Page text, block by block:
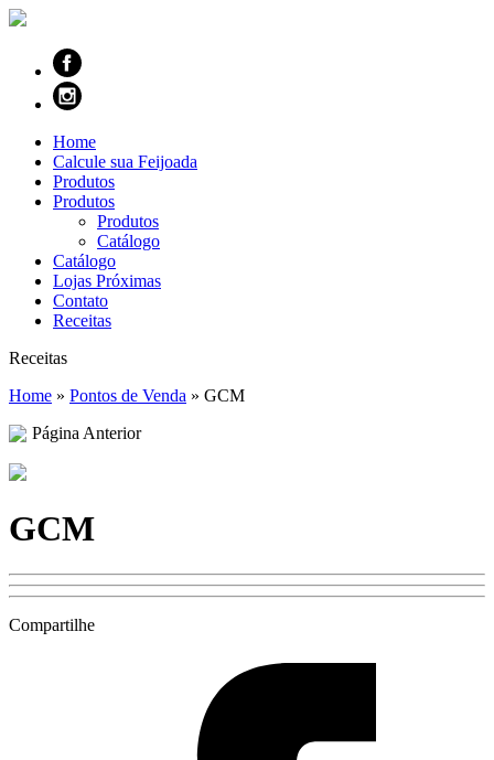
Home
Calcule sua Feijoada
Produtos
Produtos
Produtos
Catálogo
Catálogo
Lojas Próximas
Contato
Receitas
Receitas
Home » Pontos de Venda » GCM
Página Anterior
GCM
Compartilhe